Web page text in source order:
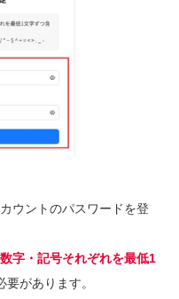
ウントのパスワードを登
字・記号それぞれを最低1
要があります。